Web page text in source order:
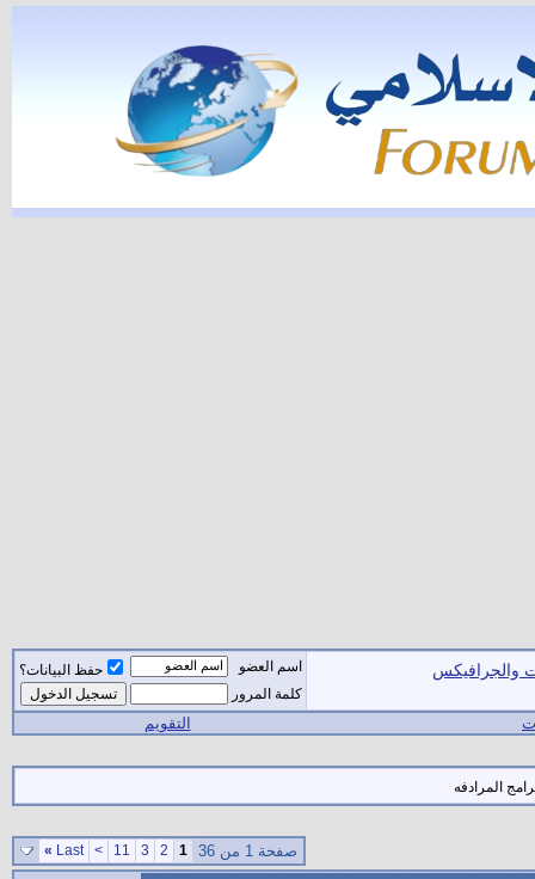
والجرافيكس اسم العضو
حفظ البيانات؟
كلمة المرور
التقويم
المرادفه
صفحة 1 من 36 1
2
3
11
>
Last
»